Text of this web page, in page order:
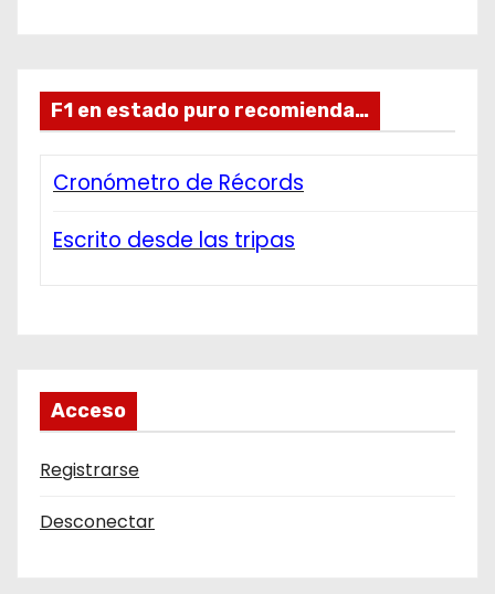
F1 en estado puro recomienda…
Cronómetro de Récords
Escrito desde las tripas
Acceso
Registrarse
Desconectar